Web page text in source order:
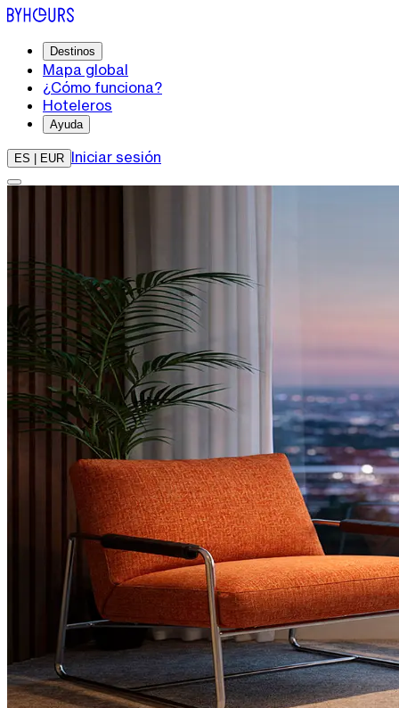
Destinos
Mapa global
¿Cómo funciona?
Hoteleros
Ayuda
ES | EUR Iniciar sesión